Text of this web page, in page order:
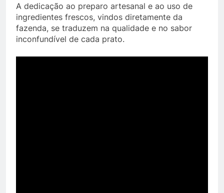
A dedicação ao preparo artesanal e ao uso de
ingredientes frescos, vindos diretamente da
fazenda, se traduzem na qualidade e no sabor
inconfundível de cada prato.